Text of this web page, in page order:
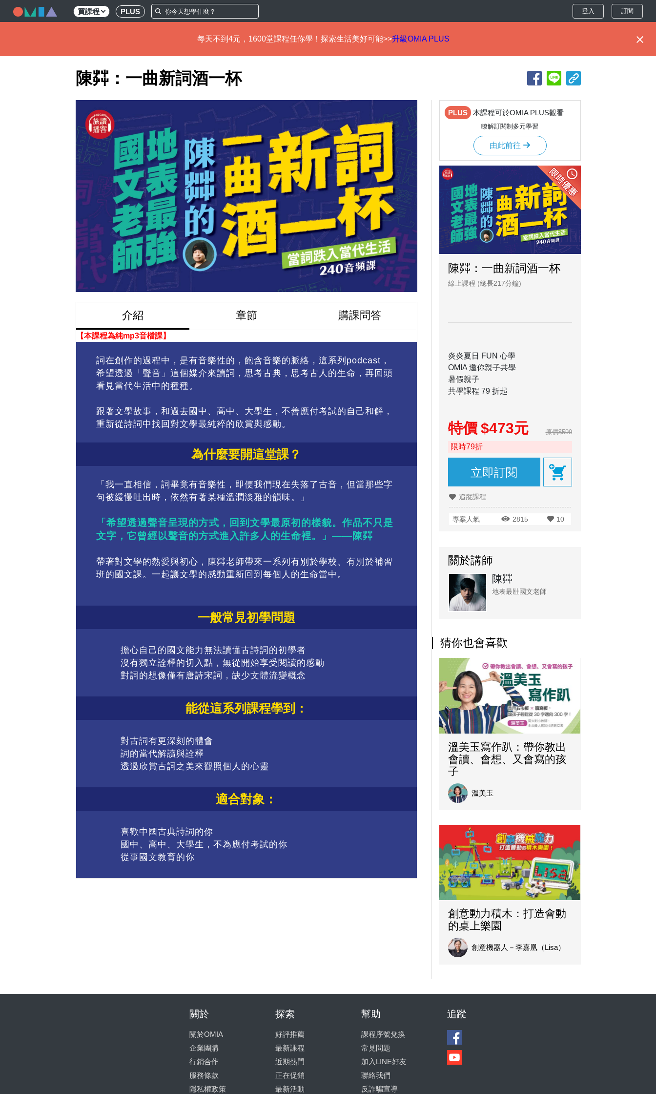
買課程 PLUS 登入 訂閱
每天不到4元，1600堂課程任你學！探索生活美好可能>>升級OMIA PLUS
陳茻：一曲新詞酒一杯
介紹 章節 購課問答
【本課程為純mp3音檔課】
詞在創作的過程中，是有音樂性的，飽含音樂的脈絡，這系列podcast，
希望透過「聲音」這個媒介來讀詞，思考古典，思考古人的生命，再回頭
看見當代生活中的種種。
跟著文學故事，和過去國中、高中、大學生，不善應付考試的自己和解，
重新從詩詞中找回對文學最純粹的欣賞與感動。
為什麼要開這堂課？
「我一直相信，詞畢竟有音樂性，即便我們現在失落了古音，但當那些字
句被緩慢吐出時，依然有著某種溫潤淡雅的韻味。」
「希望透過聲音呈現的方式，回到文學最原初的樣貌。作品不只是
文字，它曾經以聲音的方式進入許多人的生命裡。」——陳茻
帶著對文學的熱愛與初心，陳茻老師帶來一系列有別於學校、有別於補習
班的國文課。一起讓文學的感動重新回到每個人的生命當中。
一般常見初學問題
擔心自己的國文能力無法讀懂古詩詞的初學者
沒有獨立詮釋的切入點，無從開始享受閱讀的感動
對詞的想像僅有唐詩宋詞，缺少文體流變概念
能從這系列課程學到：
對古詞有更深刻的體會
詞的當代解讀與詮釋
透過欣賞古詞之美來觀照個人的心靈
適合對象：
喜歡中國古典詩詞的你
國中、高中、大學生，不為應付考試的你
從事國文教育的你
PLUS 本課程可於OMIA PLUS觀看
瞭解訂閱制多元學習
由此前往
陳茻：一曲新詞酒一杯
線上課程 (總長217分鐘)
炎炎夏日 FUN 心學
OMIA 邀你親子共學
暑假親子
共學課程 79 折起
特價 $473元 原價$599
限時79折
立即訂閱
追蹤課程
專案人氣 2815 10
關於講師
陳茻
地表最壯國文老師
猜你也會喜歡
溫美玉寫作趴：帶你教出
會讀、會想、又會寫的孩
子
溫美玉
創意動力積木：打造會動
的桌上樂園
創意機器人－李嘉凰（Lisa）
關於
關於OMIA
企業團購
行銷合作
服務條款
隱私權政策
探索
好評推薦
最新課程
近期熱門
正在促銷
最新活動
幫助
課程序號兌換
常見問題
加入LINE好友
聯絡我們
反詐騙宣導
追蹤